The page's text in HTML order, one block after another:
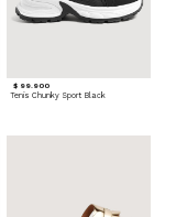
$ 99.900
Tenis Chunky Sport Black